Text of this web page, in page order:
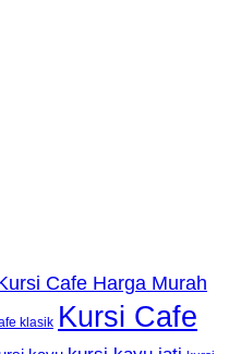
Cafe Harga Murah
klasik Kursi Cafe